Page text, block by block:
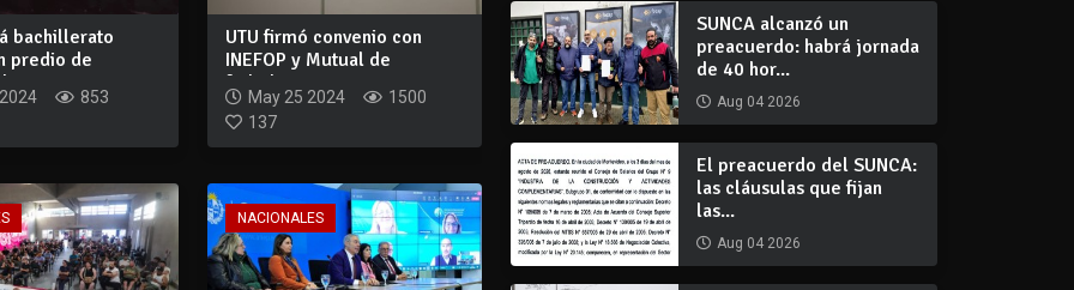
bachillerato
predio de
Vet...
853
UTU firmó convenio con
INEFOP y Mutual de
futbolistas que pe...
May 25 2024
1500
137
NACIONALES
SUNCA alcanzó un
preacuerdo: habrá jornada
de 40 hor...
Aug 04 2026
El preacuerdo del SUNCA:
las cláusulas que fijan
las...
Aug 04 2026